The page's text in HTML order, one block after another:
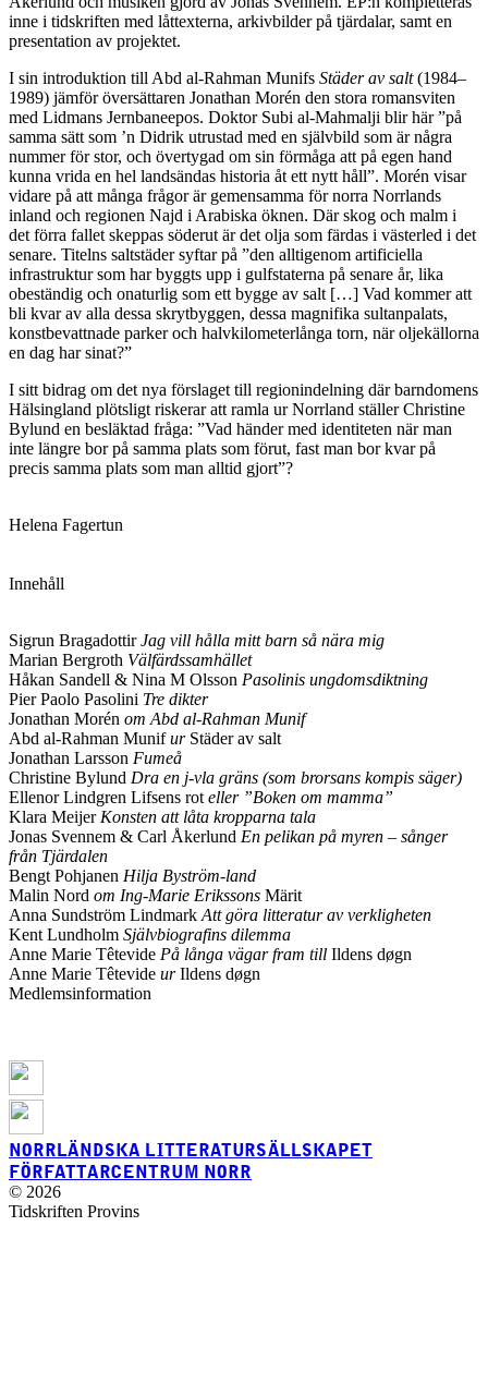
inne i tidskriften med låttexterna, arkivbilder på tjärdalar, samt en
presentation av projektet.
I sin introduktion till Abd al-Rahman Munifs Städer av salt(1984–
1989) jämför översättaren Jonathan Morén den stora romansviten
med Lidmans Jernbaneepos. Doktor Subi al-Mahmalji blir här ”på
samma sätt som ’n Didrik utrustad med en självbild som är några
nummer för stor, och övertygad om sin förmåga att på egen hand
kunna vrida en hel landsändas historia åt ett nytt håll”. Morén visar
vidare på att många frågor är gemensamma för norra Norrlands
inland och regionen Najd i Arabiska öknen. Där skog och malm i
det förra fallet skeppas söderut är det olja som färdas i västerled i det
senare. Titelns saltstäder syftar på ”den alltigenom artificiella
infrastruktur som har byggts upp i gulfstaterna på senare år, lika
obeständig och onaturlig som ett bygge av salt […] Vad kommer att
bli kvar av alla dessa skrytbyggen, dessa magnifika sultanpalats,
konstbevattnade parker och halvkilometerlånga torn, när oljekällorna
en dag har sinat?”
I sitt bidrag om det nya förslaget till regionindelning där barndomens
Hälsingland plötsligt riskerar att ramla ur Norrland ställer Christine
Bylund en besläktad fråga: ”Vad händer med identiteten när man
inte längre bor på samma plats som förut, fast man bor kvar på
precis samma plats som man alltid gjort”?
Helena Fagertun
Innehåll
Sigrun BragadottirJag vill hålla mitt barn så nära mig
Marian Bergroth Välfärdssamhället
Håkan Sandell & Nina M Olsson Pasolinis ungdomsdiktning
Pier Paolo Pasolini Tre dikter
Jonathan Morén om Abd al-Rahman Munif
Abd al-Rahman Munifur Städer av salt
Jonathan Larsson Fumeå
Christine Bylund Dra en j-vla gräns (som brorsans kompis säger)
Ellenor Lindgren Lifsens rot eller ”Boken om mamma”
Klara Meijer Konsten att låta kropparna tala
Jonas Svennem & Carl Åkerlund En pelikan på myren – sånger
från Tjärdalen
Bengt Pohjanen Hilja Byström-land
Malin Nord om Ing-Marie Erikssons Märit
Anna Sundström Lindmark Att göra litteratur av verkligheten
Kent Lundholm Självbiografins dilemma
Anne Marie Têtevide På långa vägar fram till Ildens døgn
Anne Marie Têtevide urIldens døgn
Medlemsinformation
NORRLÄNDSKA LITTERATURSÄLLSKAPET
FÖRFATTARCENTRUM NORR
© 2026
Tidskriften Provins